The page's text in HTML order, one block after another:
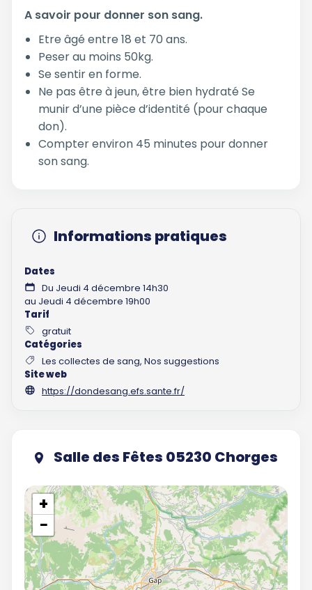
A savoir pour donner son sang.
Etre âgé entre 18 et 70 ans.
Peser au moins 50kg.
Se sentir en forme.
Ne pas être à jeun, être bien hydraté Se
munir d’une pièce d’identité (pour chaque
don).
Compter environ 45 minutes pour donner
son sang.
Informations pratiques
Dates
Du Jeudi 4 décembre 14h30
au Jeudi 4 décembre 19h00
Tarif
gratuit
Catégories
Les collectes de sang, Nos suggestions
Site web
https://dondesang.efs.sante.fr/
Salle des Fêtes 05230 Chorges
+
−